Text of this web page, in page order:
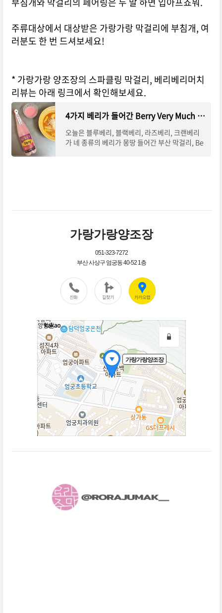
주류대상에서 대상받은 가랑가랑 막걸리에 부침개, 여
러분도 한 번 드셔보세요!
* 가랑가랑 양조장의 스파클링 막걸리, 베리베리머치
리뷰는 아래 링크에서 확인해보세요.
4가지 베리가 들어간 Berry Very Much 막걸리와 분식 페어링
오늘은 블루베리, 블랙베리, 라즈베리, 크랜베리
가 네 종류의 베리가 몽땅 들어간 부산 막걸리, Be